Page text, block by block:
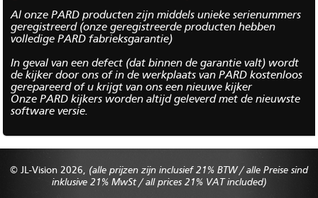
Al onze PARD producten zijn middels unieke serienummers
geregistreerd (onze geregistreerde producten hebben
volledige PARD fabrieksgarantie)
In geval van een defect (dat binnen de garantie valt) wordt
de kijker door ons of in de werkplaats van PARD kostenloos
gerepareerd of u krijgt van ons een nieuwe kijker
Onze PARD kijkers worden altijd geleverd met de nieuwste
software versie.
© JL-Vision 2026, (alle prijzen zijn inclusief 21% BTW / alle Preise sind
inklusive 21% MwSt / all prices 21% VAT included)